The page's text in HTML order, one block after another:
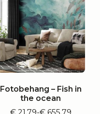
Fotobehang – Fish in
the ocean